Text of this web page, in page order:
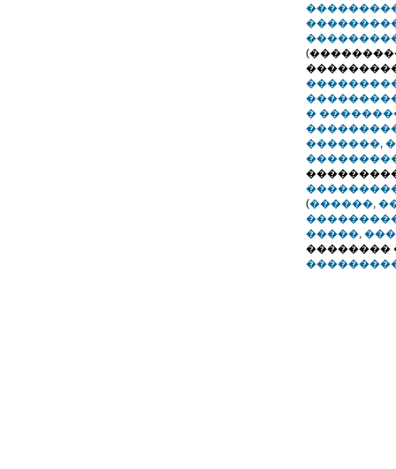
�
�������,
(������,
�����,
��������